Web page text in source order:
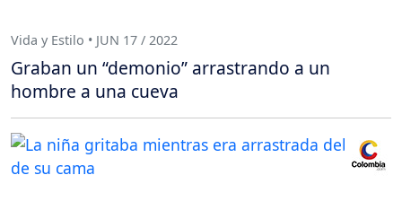
Vida y Estilo • JUN 17 / 2022
Graban un “demonio” arrastrando a un
hombre a una cueva